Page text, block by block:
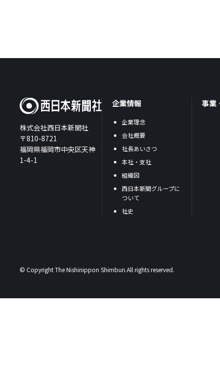
株式会社西日本新聞社
〒810-8721
福岡県福岡市中央区天神
1-4-1
企業情報
企業理念
会社概要
社長あいさつ
本社・支社
組織図
西日本新聞グループに
ついて
社史
事業
© Copyright The Nishinippon Shimbun.All rights reserved.